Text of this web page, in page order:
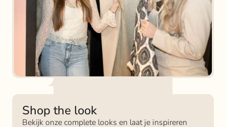
Shop the look
Bekijk onze complete looks en laat je inspireren